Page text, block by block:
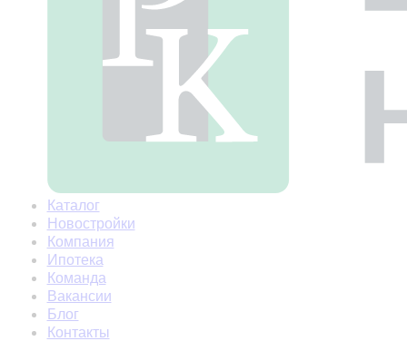
Каталог
Новостройки
Компания
Ипотека
Команда
Вакансии
Блог
Контакты